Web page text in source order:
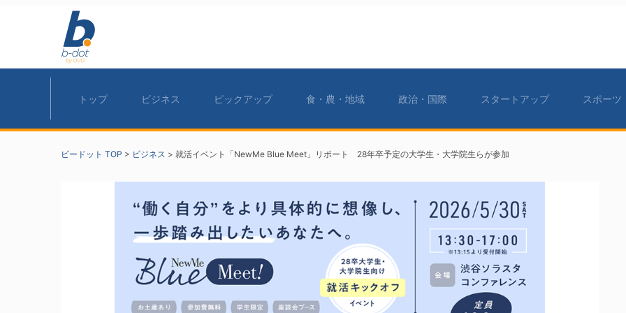
トップ ビジネス ピックアップ 食・農・地域 政治・国際 スタートアップ スポーツ
ビードット TOP > ビジネス > 就活イベント「NewMe Blue Meet」リポート 28年卒予定の大学生・大学院生らが参加